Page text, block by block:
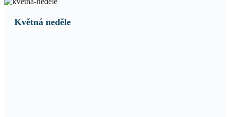
Květná neděle